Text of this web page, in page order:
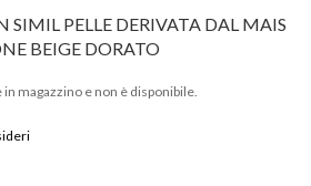
SIMIL PELLE DERIVATA DAL MAIS
BEIGE DORATO
magazzino e non è disponibile.